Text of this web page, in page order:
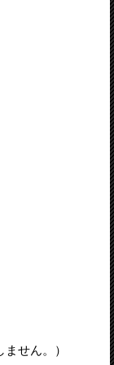
せん。）